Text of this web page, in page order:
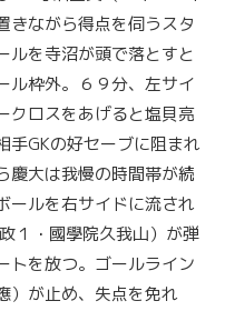
きながら得点を伺うスタ
ルを寺沼が頭で落とすと
ル枠外。６９分、左サイ
クロスをあげると塩貝亮
手GKの好セーブに阻まれ
慶大は我慢の時間帯が続
ールを右サイドに流され
１・國學院久我山）が弾
トを放つ。ゴールライン
）が止め、失点を免れ